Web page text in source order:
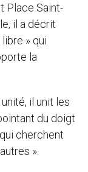
Place Saint-
il a décrit
» qui
la
il unit les
du doigt
cherchent
».